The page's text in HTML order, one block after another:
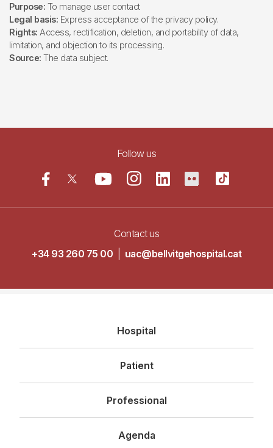
Purpose: To manage user contact
Legal basis: Express acceptance of the privacy policy.
Rights: Access, rectification, deletion, and portability of data,
limitation, and objection to its processing.
Source: The data subject.
Follow us
Contact us
+34 93 260 75 00
uac@bellvitgehospital.cat
principal
Hospital
Patient
Professional
Agenda